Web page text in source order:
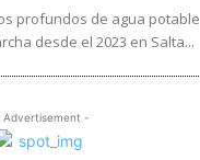
profundos de agua potable
desde el 2023 en Salta...
Advertisement -